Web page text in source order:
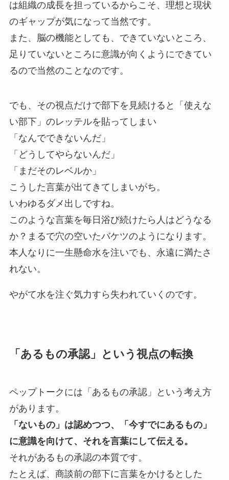
は組織の成長を担っているからこそ、理想と現状
のギャップが気になって当然です。
また、脳の機能としても、できていないところ、
足りていないところに意識が向くようにできてい
るので当然のことなのです。
でも、その視点だけで部下を見続けると「使えな
い部下」のレッテルを貼ってしまい
「なんでできないんだ」
「どうしてやらないんだ」
「まだそのレベルか」
こうした言葉が出てきてしまいがち。
いわゆるダメ出しですね。
このような言葉を毎日浴び続けたら人はどうなる
か？まるで穴の空いたバケツのようになります。
本人なりに一生懸命水を注いでも、永遠に満たさ
れない。
やがて水を注ぐ気力すら失われていくのです。
「あるもの承認」という視点の転換
ペップトークには「あるもの承認」という考え方
があります。
「ないもの」は認めつつ、「今すでにあるもの」
に意識を向けて、それを言葉にして伝える。
それがあるもの承認の本質です。
たとえば、商談前の部下に言葉をかけるとした